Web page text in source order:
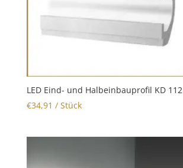
LED Eind- und Halbeinbauprofil KD 112
€34,91 / Stück